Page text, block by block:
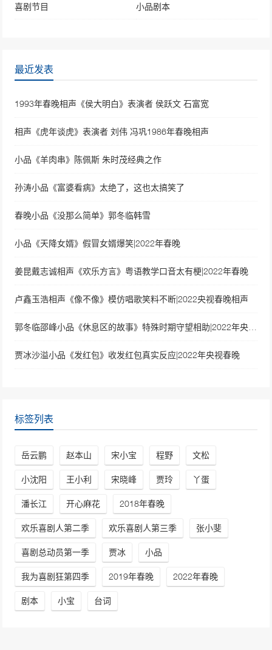
喜剧节目 小品剧本
最近发表
1993年春晚相声《侯大明白》表演者 侯跃文 石富宽
相声《虎年谈虎》表演者 刘伟 冯巩1986年春晚相声
小品《羊肉串》陈佩斯 朱时茂经典之作
孙涛小品《富婆看病》太绝了，这也太搞笑了
春晚小品《没那么简单》郭冬临韩雪
小品《天降女婿》假冒女婿爆笑|2022年春晚
姜昆戴志诚相声《欢乐方言》粤语教学口音太有梗|2022年春晚
卢鑫玉浩相声《像不像》模仿唱歌笑料不断|2022央视春晚相声
贾冰沙溢小品《发红包》收发红包真实反应|2022年央视春晚
标签列表
岳云鹏 赵本山 宋小宝 程野 文松
小沈阳 王小利 宋晓峰 贾玲 丫蛋
潘长江 开心麻花 2018年春晚
欢乐喜剧人第二季 欢乐喜剧人第三季 张小斐
喜剧总动员第一季 贾冰 小品
我为喜剧狂第四季 2019年春晚 2022年春晚
剧本 小宝 台词